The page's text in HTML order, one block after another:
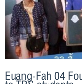
Euang-Fah 04